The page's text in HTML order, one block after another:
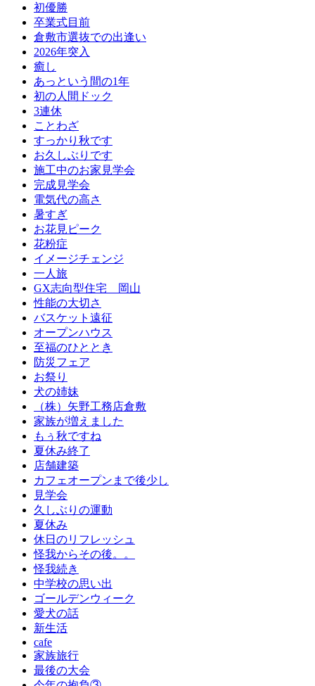
初優勝
卒業式目前
倉敷市選抜での出逢い
2026年突入
癒し
あっという間の1年
初の人間ドック
3連休
ことわざ
すっかり秋です
お久しぶりです
施工中のお家見学会
完成見学会
電気代の高さ
暑すぎ
お花見ピーク
花粉症
イメージチェンジ
一人旅
GX志向型住宅 岡山
性能の大切さ
バスケット遠征
オープンハウス
至福のひととき
防災フェア
お祭り
犬の姉妹
（株）矢野工務店倉敷
家族が増えました
もぅ秋ですね
夏休み終了
店舗建築
カフェオープンまで後少し
見学会
久しぶりの運動
夏休み
休日のリフレッシュ
怪我からその後。。
怪我続き
中学校の思い出
ゴールデンウィーク
愛犬の話
新生活
cafe
家族旅行
最後の大会